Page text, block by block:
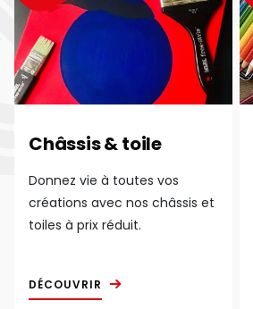
Châssis & toile
Donnez vie à toutes vos
créations avec nos châssis et
toiles à prix réduit.
DÉCOUVRIR